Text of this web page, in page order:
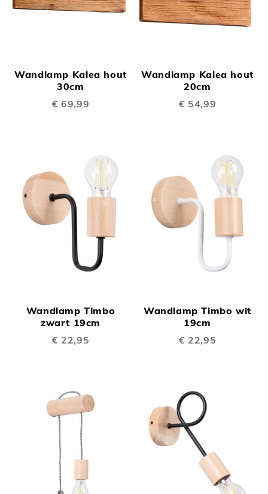
Wandlamp Kalea hout
30cm
€ 69,99
Wandlamp Kalea hout
20cm
€ 54,99
Wandlamp Timbo
zwart 19cm
€ 22,95
Wandlamp Timbo wit
19cm
€ 22,95